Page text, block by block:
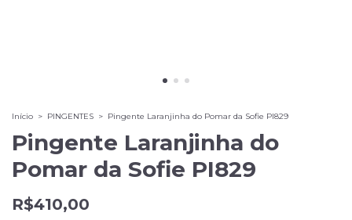
Início > PINGENTES > Pingente Laranjinha do Pomar da Sofie PI829
Pingente Laranjinha do
Pomar da Sofie PI829
R$410,00